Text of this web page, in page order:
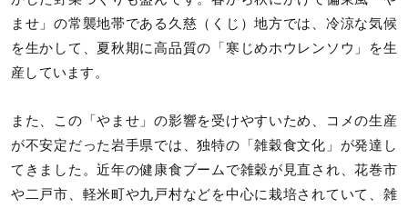
ませ」の常襲地帯である久慈（くじ）地方では、冷涼な気候
を生かして、夏秋期に高品質の「寒じめホウレンソウ」を生
産しています。
また、この「やませ」の影響を受けやすいため、コメの生産
が不安定だった岩手県では、独特の「雑穀食文化」が発達し
てきました。近年の健康食ブームで雑穀が見直され、花巻市
や二戸市、軽米町や九戸村などを中心に栽培されていて、雑